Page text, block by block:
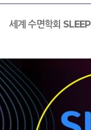
세계 수면학회 SLEEP